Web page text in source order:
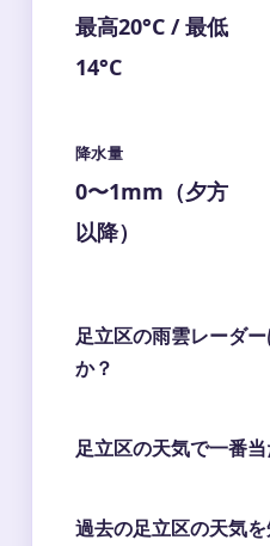
最高20°C / 最低
14°C
降水量
0〜1mm（夕方
以降）
足立区の雨雲レーダ
か？
足立区の天気で一番
過去の足立区の天気